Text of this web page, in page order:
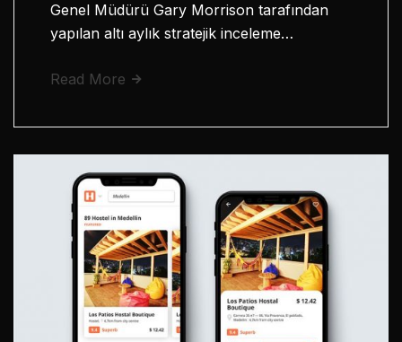
Genel Müdürü Gary Morrison tarafından
yapılan altı aylık stratejik inceleme…
Read More